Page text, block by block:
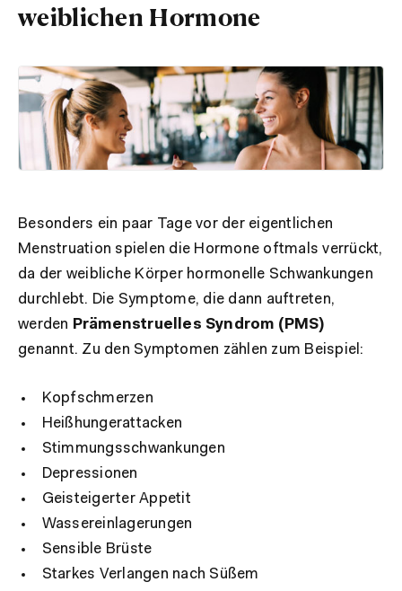
weiblichen Hormone
Besonders ein paar Tage vor der eigentlichen
Menstruation spielen die Hormone oftmals verrückt,
da der weibliche Körper hormonelle Schwankungen
durchlebt. Die Symptome, die dann auftreten,
werden Prämenstruelles Syndrom (PMS)
genannt. Zu den Symptomen zählen zum Beispiel:
Kopfschmerzen
Heißhungerattacken
Stimmungsschwankungen
Depressionen
Geisteigerter Appetit
Wassereinlagerungen
Sensible Brüste
Starkes Verlangen nach Süßem